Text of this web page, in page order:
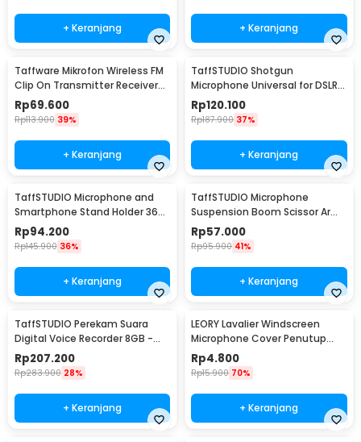
+ Keranjang + Keranjang
Taffware Mikrofon Wireless FM
Clip On Transmitter Receiver
Jack 6.3mm - WR-601
Rp69.600
Rp113.900 39%
+ Keranjang
TaffSTUDIO Shotgun
Microphone Universal for DSLR
Smartphone Computer - MIC-
05
Rp120.100
Rp187.900 37%
+ Keranjang
TaffSTUDIO Microphone and
Smartphone Stand Holder 360
Degree - MS-70B
Rp94.200
Rp145.900 36%
+ Keranjang
TaffSTUDIO Microphone
Suspension Boom Scissor Arm
with Lazypod - D6
Rp57.000
Rp95.900 41%
+ Keranjang
TaffSTUDIO Perekam Suara
Digital Voice Recorder 8GB -
T60
Rp207.200
Rp283.900 28%
+ Keranjang
LEORY Lavalier Windscreen
Microphone Cover Penutup
Busa Mikrofon - LE1
Rp4.800
Rp15.900 70%
+ Keranjang